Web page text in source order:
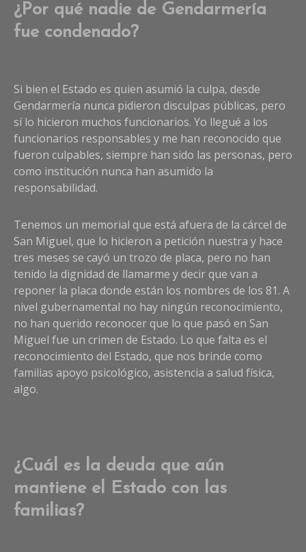
¿Por qué nadie de Gendarmería
fue condenado?
Si bien el Estado es quien asumió la culpa, desde
Gendarmería nunca pidieron disculpas públicas, pero
sí lo hicieron muchos funcionarios. Yo llegué a los
funcionarios responsables y me han reconocido que
fueron culpables, siempre han sido las personas, pero
como institución nunca han asumido la
responsabilidad.
Tenemos un memorial que está afuera de la cárcel de
San Miguel, que lo hicieron a petición nuestra y hace
tres meses se cayó un trozo de placa, pero no han
tenido la dignidad de llamarme y decir que van a
reponer la placa donde están los nombres de los 81. A
nivel gubernamental no hay ningún reconocimiento,
no han querido reconocer que lo que pasó en San
Miguel fue un crimen de Estado. Lo que falta es el
reconocimiento del Estado, que nos brinde como
familias apoyo psicológico, asistencia a salud física,
algo.
¿Cuál es la deuda que aún
mantiene el Estado con las
familias?